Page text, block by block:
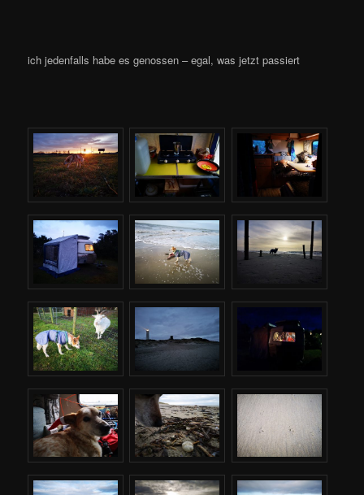
ich jedenfalls habe es genossen – egal, was jetzt passiert